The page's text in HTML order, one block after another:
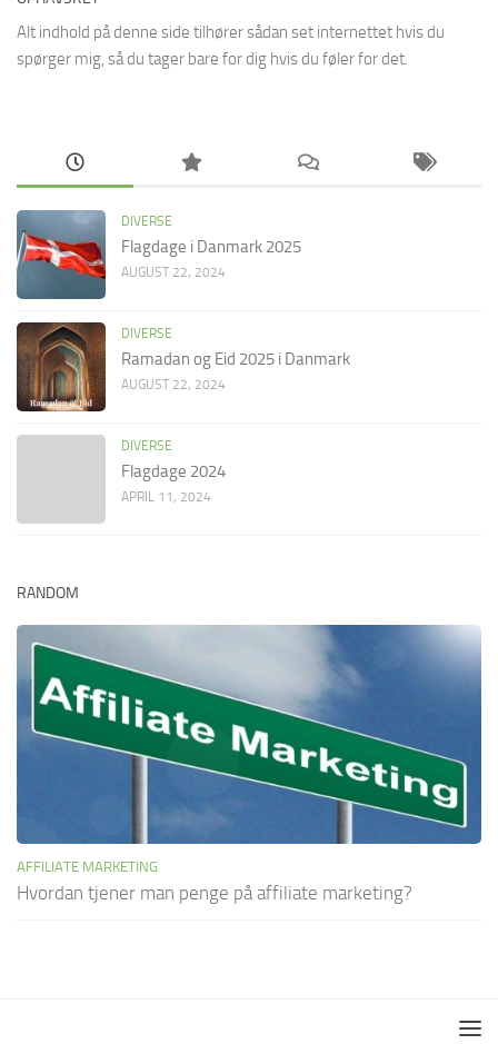
Alt indhold på denne side tilhører sådan set internettet hvis du
spørger mig, så du tager bare for dig hvis du føler for det.
DIVERSE
Flagdage i Danmark 2025
AUGUST 22, 2024
DIVERSE
Ramadan og Eid 2025 i Danmark
AUGUST 22, 2024
DIVERSE
Flagdage 2024
APRIL 11, 2024
RANDOM
AFFILIATE MARKETING
Hvordan tjener man penge på affiliate marketing?